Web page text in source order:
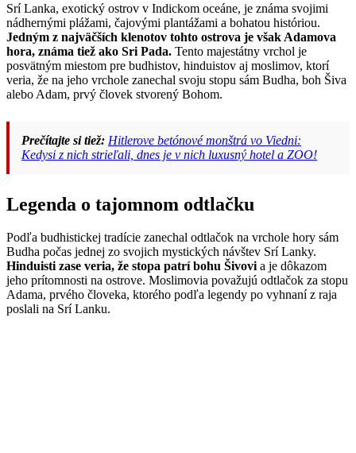
Srí Lanka, exotický ostrov v Indickom oceáne, je známa svojimi
nádhernými plážami, čajovými plantážami a bohatou históriou.
Jedným z najväčších klenotov tohto ostrova je však Adamova
hora, známa tiež ako Sri Pada. Tento majestátny vrchol je
posvätným miestom pre budhistov, hinduistov aj moslimov, ktorí
veria, že na jeho vrchole zanechal svoju stopu sám Budha, boh Šiva
alebo Adam, prvý človek stvorený Bohom.
Prečítajte si tiež: Hitlerove betónové monštrá vo Viedni:
Kedysi z nich strieľali, dnes je v nich luxusný hotel a ZOO!
Legenda o tajomnom odtlačku
Podľa budhistickej tradície zanechal odtlačok na vrchole hory sám
Budha počas jednej zo svojich mystických návštev Srí Lanky.
Hinduisti zase veria, že stopa patrí bohu Šivovia je dôkazom
jeho prítomnosti na ostrove. Moslimovia považujú odtlačok za stopu
Adama, prvého človeka, ktorého podľa legendy po vyhnaní z raja
poslali na Srí Lanku.